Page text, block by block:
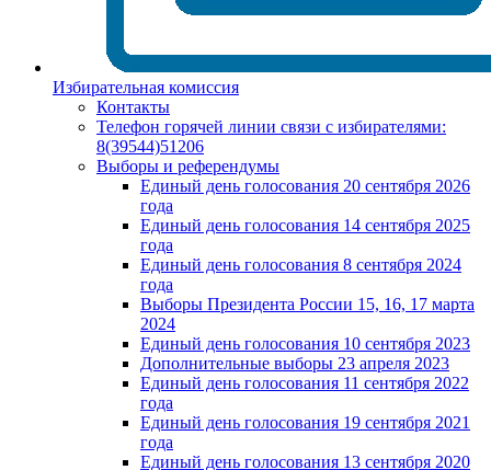
Избирательная комиссия
Контакты
Телефон горячей линии связи с избирателями:
8(39544)51206
Выборы и референдумы
Единый день голосования 20 сентября 2026
года
Единый день голосования 14 сентября 2025
года
Единый день голосования 8 сентября 2024
года
Выборы Президента России 15, 16, 17 марта
2024
Единый день голосования 10 сентября 2023
Дополнительные выборы 23 апреля 2023
Единый день голосования 11 сентября 2022
года
Единый день голосования 19 сентября 2021
года
Единый день голосования 13 сентября 2020